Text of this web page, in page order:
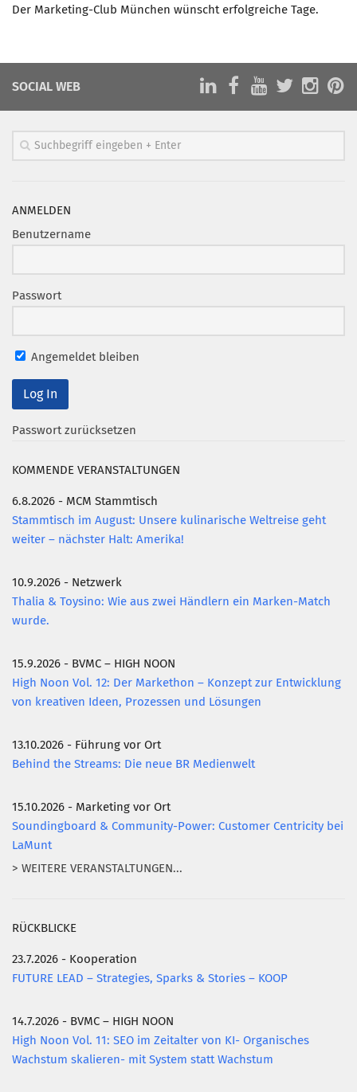
Der Marketing-Club München wünscht erfolgreiche Tage.
SOCIAL WEB
ANMELDEN
Benutzername
Passwort
Angemeldet bleiben
Passwort zurücksetzen
KOMMENDE VERANSTALTUNGEN
6.8.2026 - MCM Stammtisch
Stammtisch im August: Unsere kulinarische Weltreise geht
weiter – nächster Halt: Amerika!
10.9.2026 - Netzwerk
Thalia & Toysino: Wie aus zwei Händlern ein Marken-Match
wurde.
15.9.2026 - BVMC – HIGH NOON
High Noon Vol. 12: Der Markethon – Konzept zur Entwicklung
von kreativen Ideen, Prozessen und Lösungen
13.10.2026 - Führung vor Ort
Behind the Streams: Die neue BR Medienwelt
15.10.2026 - Marketing vor Ort
Soundingboard & Community-Power: Customer Centricity bei
LaMunt
> WEITERE VERANSTALTUNGEN...
RÜCKBLICKE
23.7.2026 - Kooperation
FUTURE LEAD – Strategies, Sparks & Stories – KOOP
14.7.2026 - BVMC – HIGH NOON
High Noon Vol. 11: SEO im Zeitalter von KI- Organisches
Wachstum skalieren- mit System statt Wachstum